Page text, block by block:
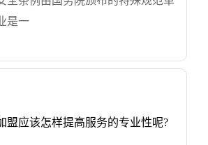
是一
盟应该怎样提高服务的专业性呢?